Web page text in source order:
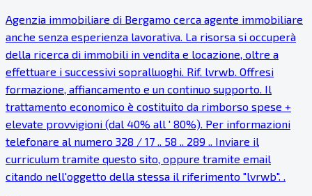
Agenzia immobiliare di Bergamo cerca agente immobiliare
anche senza esperienza lavorativa. La risorsa si occuperà
della ricerca di immobili in vendita e locazione, oltre a
effettuare i successivi sopralluoghi. Rif. lvrwb. Offresi
formazione, affiancamento e un continuo supporto. Il
trattamento economico è costituito da rimborso spese +
elevate provvigioni (dal 40% all ' 80%). Per informazioni
telefonare al numero 328 / 17 .. 58 .. 289 .. Inviare il
curriculum tramite questo sito, oppure tramite email
citando nell'oggetto della stessa il riferimento "lvrwb". .